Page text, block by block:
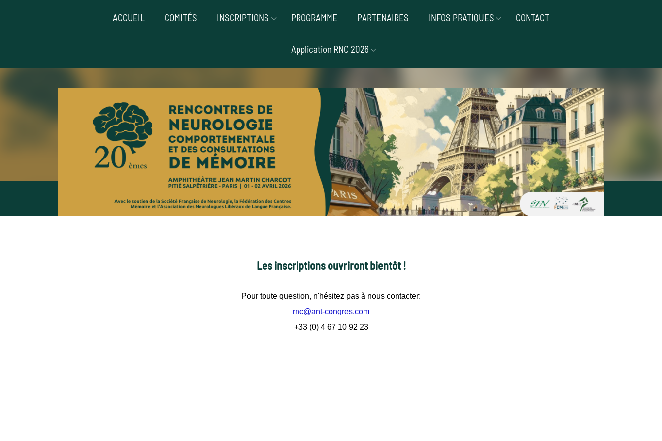
ACCUEIL COMITÉS INSCRIPTIONS PROGRAMME PARTENAIRES INFOS PRATIQUES CONTACT
Application RNC 2026
Les inscriptions ouvriront bientôt !
Pour toute question, n'hésitez pas à nous contacter:
rnc@ant-congres.com
+33 (0) 4 67 10 92 23